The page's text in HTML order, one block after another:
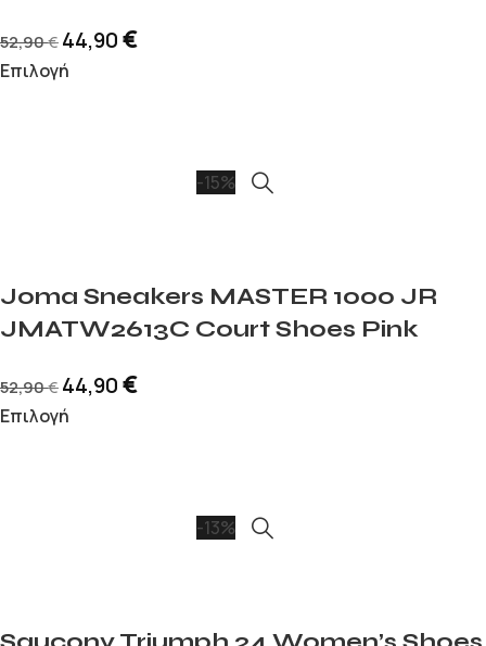
52,90€ 44,90€
Επιλογή
-15%
Joma Sneakers MASTER 1000 JR
JMATW2613C Court Shoes Pink
52,90€ 44,90€
Επιλογή
-13%